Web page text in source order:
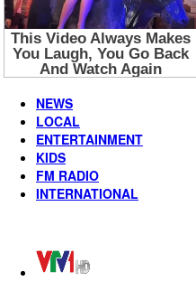
NEWS
LOCAL
ENTERTAINMENT
KIDS
FM RADIO
INTERNATIONAL